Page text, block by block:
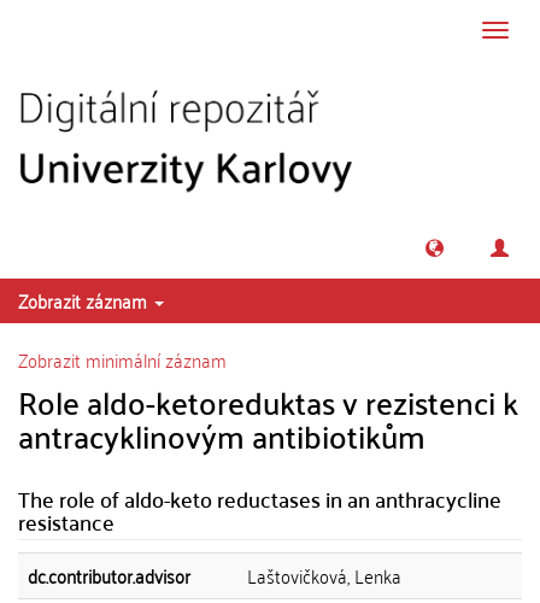
Zobrazit záznam
Zobrazit minimální záznam
Role aldo-ketoreduktas v rezistenci k
antracyklinovým antibiotikům
The role of aldo-keto reductases in an anthracycline
resistance
dc.contributor.advisor
Laštovičková, Lenka